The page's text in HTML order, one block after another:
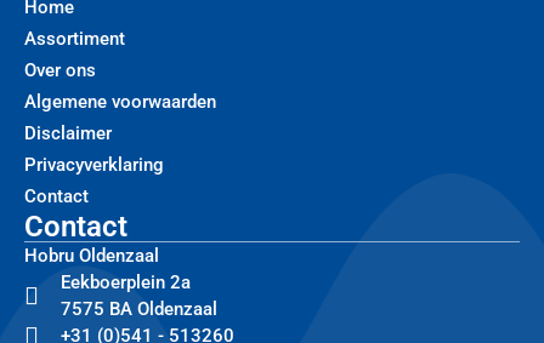
Home
Assortiment
Over ons
Algemene voorwaarden
Disclaimer
Privacyverklaring
Contact
Contact
Hobru Oldenzaal
Eekboerplein 2a
7575 BA Oldenzaal
+31 (0)541 - 513260